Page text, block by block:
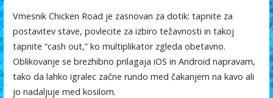
Vmesnik Chicken Road je zasnovan za dotik: tapnite za
postavitev stave, povlecite za izbiro težavnosti in takoj
tapnite “cash out,” ko multiplikator zgleda obetavno.
Oblikovanje se brezhibno prilagaja iOS in Android napravam,
tako da lahko igralec začne rundo med čakanjem na kavo ali
jo nadaljuje med kosilom.